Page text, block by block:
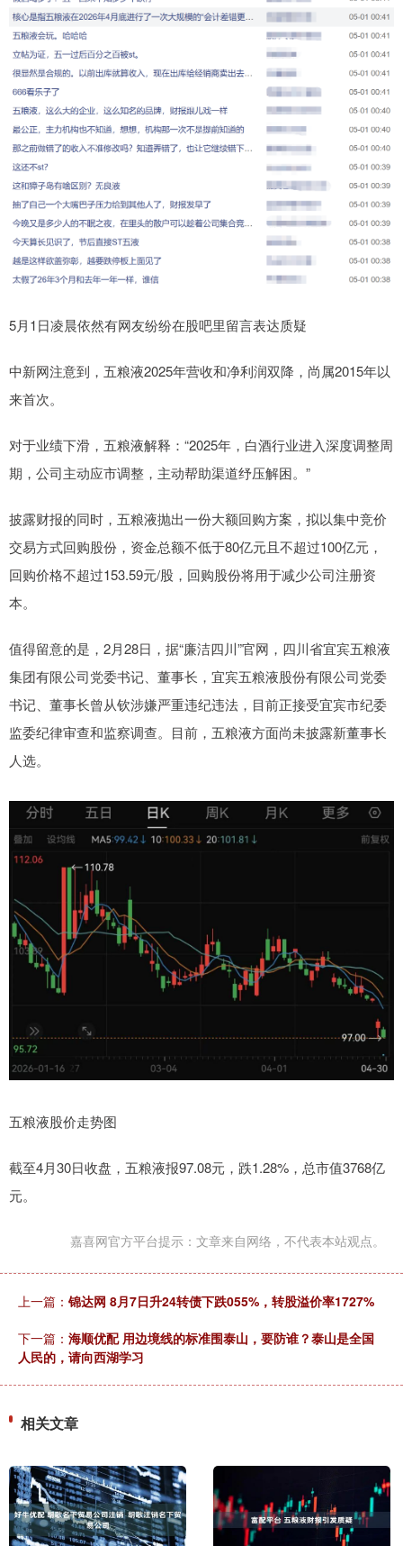
5月1日凌晨依然有网友纷纷在股吧里留言表达质疑
中新网注意到，五粮液2025年营收和净利润双降，尚属2015年以
来首次。
对于业绩下滑，五粮液解释：“2025年，白酒行业进入深度调整周
期，公司主动应市调整，主动帮助渠道纾压解困。”
披露财报的同时，五粮液抛出一份大额回购方案，拟以集中竞价
交易方式回购股份，资金总额不低于80亿元且不超过100亿元，
回购价格不超过153.59元/股，回购股份将用于减少公司注册资
本。
值得留意的是，2月28日，据“廉洁四川”官网，四川省宜宾五粮液
集团有限公司党委书记、董事长，宜宾五粮液股份有限公司党委
书记、董事长曾从钦涉嫌严重违纪违法，目前正接受宜宾市纪委
监委纪律审查和监察调查。目前，五粮液方面尚未披露新董事长
人选。
五粮液股价走势图
截至4月30日收盘，五粮液报97.08元，跌1.28%，总市值3768亿
元。
嘉喜网官方平台提示：文章来自网络，不代表本站观点。
上一篇： 锦达网 8月7日升24转债下跌055%，转股溢价率1727%
下一篇： 海顺优配 用边境线的标准围泰山，要防谁？泰山是全国
人民的，请向西湖学习
相关文章